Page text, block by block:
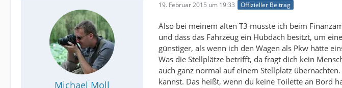
Michael Moll
19. Februar 2015 um 19:33 Offizieller Beitrag
Also bei meinem alten T3 musste ich beim
und dass das Fahrzeug ein Hubdach besitzt, um
günstiger, als wenn ich den Wagen als Pkw hätte
Was die Stellplätze betrifft, da fragt dich kein
auch ganz normal auf einem Stellplatz
kannst. Das heißt, wenn du keine Toilette an Bord